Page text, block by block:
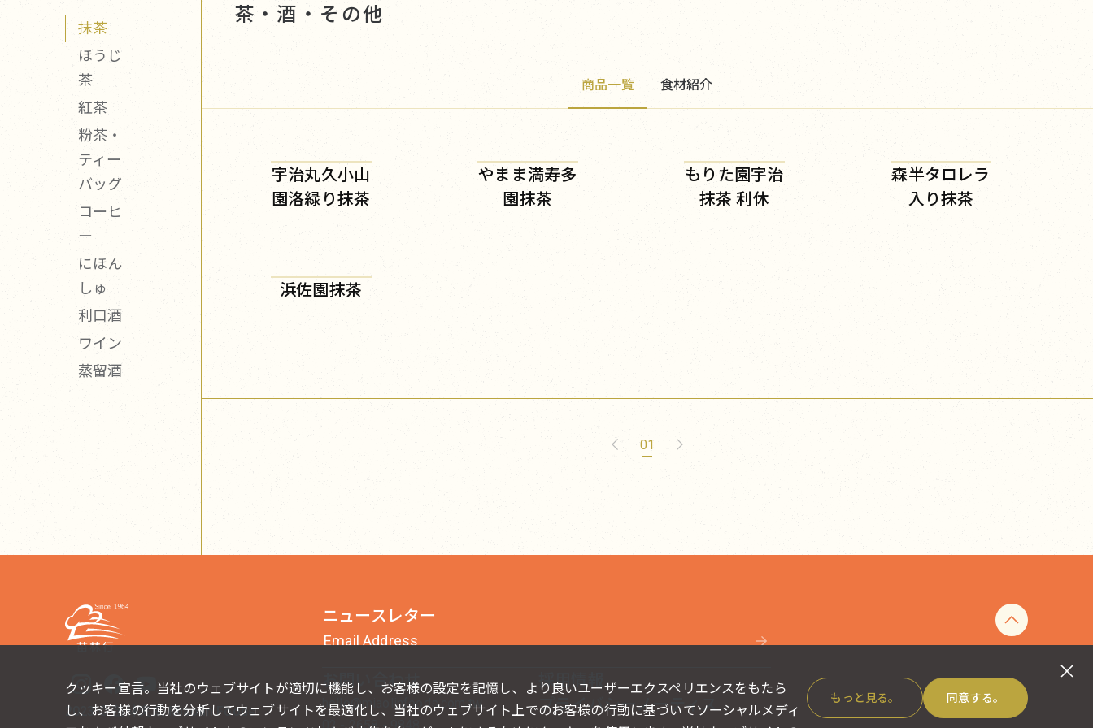
抹茶
ほうじ
茶
紅茶
粉茶・
ティー
バッグ
コーヒ
ー
にほん
しゅ
利口酒
ワイン
蒸留酒
茶・酒・その他
商品一覧 食材紹介
宇治丸久小山
園洛緑り抹茶
やまま満寿多
園抹茶
もりた園宇治
抹茶 利休
森半タロレラ
入り抹茶
浜佐園抹茶
01
クッキー宣言。当社のウェブサイトが適切に機能し、お客様の設定を記憶し、より良いユーザーエクスペリエンスをもたら
し、お客様の行動を分析してウェブサイトを最適化し、当社のウェブサイト上でのお客様の行動に基づいてソーシャルメディ
もっと見る。 同意する。
ニュースレター
2023 © 苗林実業 Miaolin Foods
お問い合わせ
hello@miaolinfoods.com.tw
採用情報
プライバシーノーティス